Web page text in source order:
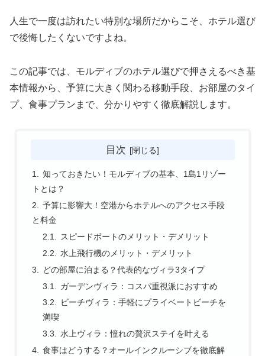
人生で一度は訪れたい特別な場所だからこそ、ホテル選び
で後悔したくないですよね。
この記事では、モルディブのホテル選びで押さえるべき基
本情報から、予算に大きく関わる移動手段、お部屋のタイ
プ、食事プランまで、分かりやすく徹底解説します。
目次
知っておきたい！モルディブの基本、1島1リゾー
トとは？
予算に影響大！空港からホテルへのアクセス手段
と料金
スピードボートのメリット・デメリット
水上飛行機のメリット・デメリット
どの部屋に泊まる？代表的なヴィラ3タイプ
ガーデンヴィラ：コスパ重視派におすすめ
ビーチヴィラ：手軽にプライベートビーチを
満喫
水上ヴィラ：憧れの贅沢ステイを叶える
食事はどうする？オールインクルーシブを徹底解